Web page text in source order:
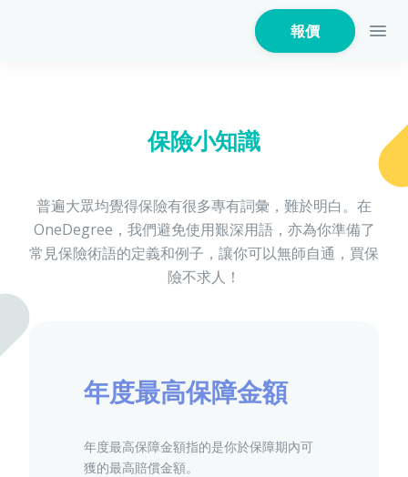
報價
家電保養保險
危疾保
保險小知識
普遍大眾均覺得保險有很多專有詞彙，難於明白。在
OneDegree，我們避免使用艱深用語，亦為你準備了
常見保險術語的定義和例子，讓你可以無師自通，買保
險不求人！
年度最高保障金額
年度最高保障金額指的是你於保障期內可
獲的最高賠償金額。